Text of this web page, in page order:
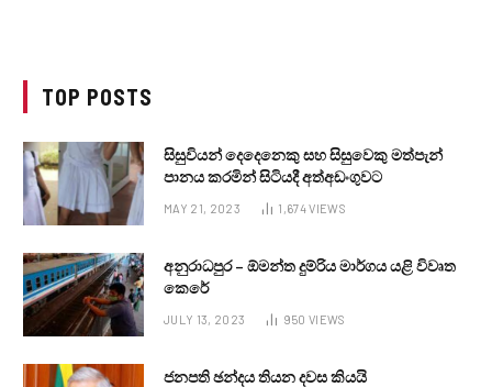
TOP POSTS
සිසුවියන් දෙදෙනෙකු සහ සිසුවෙකු මත්පැන්
පානය කරමින් සිටියදී අත්අඩංගුවට
MAY 21, 2023 1,674VIEWS
අනුරාධපුර – ඕමන්ත දුම්රිය මාර්ගය යළි විවෘත
කෙරේ
JULY 13, 2023 950 VIEWS
ජනපති ඡන්දය තියන දවස කියයි